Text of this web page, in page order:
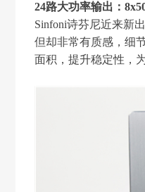
24路大功率输出：
Sinfoni诗芬尼近来新
但却非常有质感，细
面积，提升稳定性，